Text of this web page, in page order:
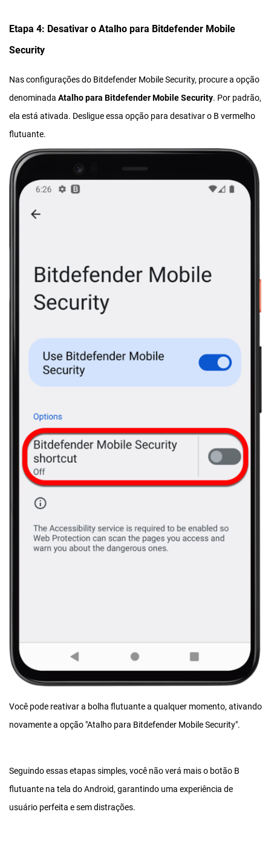
Etapa 4: Desativar o Atalho para Bitdefender Mobile
Security
Nas configurações do Bitdefender Mobile Security, procure a opção
denominada Atalho para Bitdefender Mobile Security. Por padrão,
ela está ativada. Desligue essa opção para desativar o B vermelho
flutuante.
Você pode reativar a bolha flutuante a qualquer momento, ativando
novamente a opção "Atalho para Bitdefender Mobile Security".
Seguindo essas etapas simples, você não verá mais o botão B
flutuante na tela do Android, garantindo uma experiência de
usuário perfeita e sem distrações.